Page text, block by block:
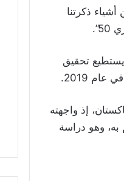
ذكرتنا
من دون ان يستطيع تحقيق
باكستان، إذ واجهته
يحقق ماكان يحلم به، وهو دراسة